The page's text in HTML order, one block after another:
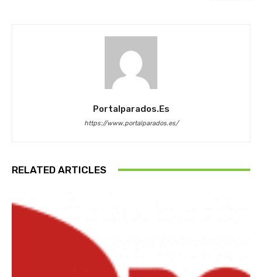
Portalparados.es
https://www.portalparados.es/
RELATED ARTICLES